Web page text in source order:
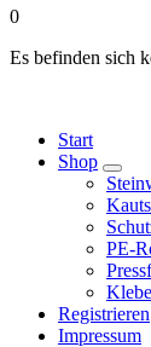
0
Es befinden sich
Start
Shop
PE-
Registrieren
Impressum